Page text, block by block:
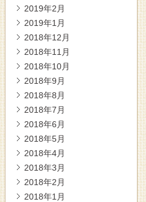
2019年2月
2019年1月
2018年12月
2018年11月
2018年10月
2018年9月
2018年8月
2018年7月
2018年6月
2018年5月
2018年4月
2018年3月
2018年2月
2018年1月